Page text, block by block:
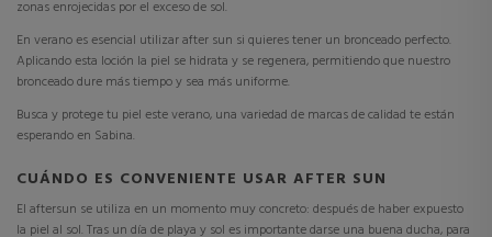
zonas enrojecidas por el exceso de sol.
En verano es esencial utilizar after sun si quieres tener un bronceado perfecto.
Aplicando esta loción la piel se hidrata y se regenera, permitiendo que nuestro
bronceado dure más tiempo y sea más uniforme.
Busca y protege tu piel este verano, una variedad de marcas de calidad te están
esperando en Sabina.
CUÁNDO ES CONVENIENTE USAR AFTER SUN
El aftersun se utiliza en un momento muy concreto: después de haber expuesto
la piel al sol. Tras un día de playa y sol es importante darse una buena ducha, para